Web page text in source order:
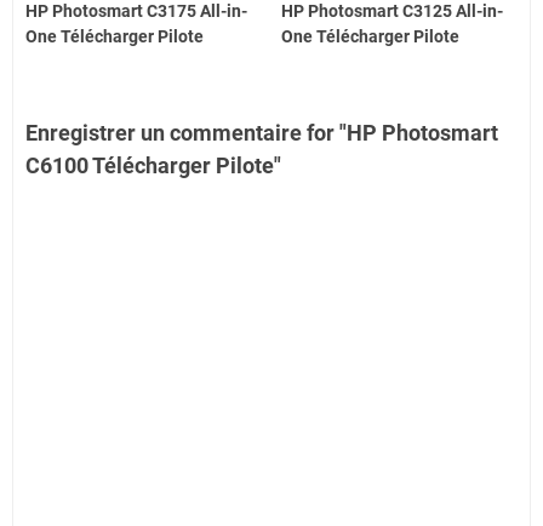
HP Photosmart C3175 All-in-
One Télécharger Pilote
HP Photosmart C3125 All-in-
One Télécharger Pilote
Enregistrer un commentaire for "HP Photosmart
C6100 Télécharger Pilote"